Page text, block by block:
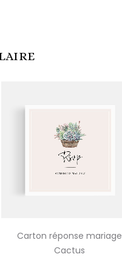
Carton réponse mariage
Cactus